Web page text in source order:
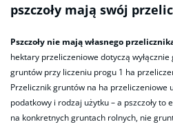
pszczoły mają swój
Pszczoły nie mają własnego
hektary przeliczeniowe dotyczą
gruntów przy liczeniu progu 1 ha
Przelicznik gruntów na ha przeliczeniowe
podatkowy i rodzaj użytku – a pszczoły to
na konkretnych gruntach rolnych, nie